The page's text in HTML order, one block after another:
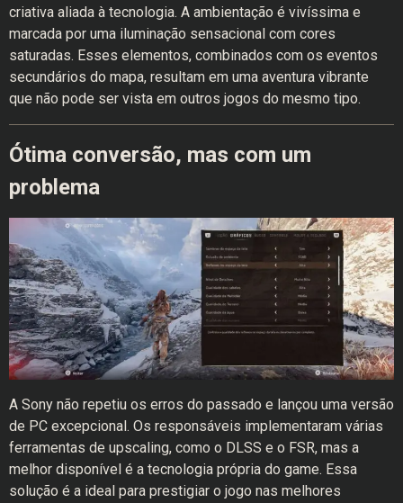
criativa aliada à tecnologia. A ambientação é vivíssima e
marcada por uma iluminação sensacional com cores
saturadas. Esses elementos, combinados com os eventos
secundários do mapa, resultam em uma aventura vibrante
que não pode ser vista em outros jogos do mesmo tipo.
Ótima conversão, mas com um
problema
A Sony não repetiu os erros do passado e lançou uma versão
de PC excepcional. Os responsáveis implementaram várias
ferramentas de upscaling, como o DLSS e o FSR, mas a
melhor disponível é a tecnologia própria do game. Essa
solução é a ideal para prestigiar o jogo nas melhores